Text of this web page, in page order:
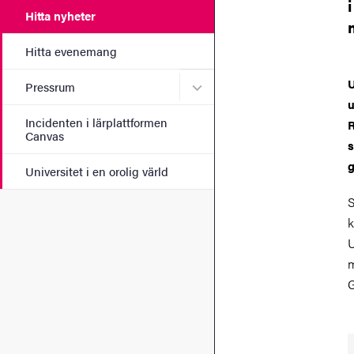
Hitta nyheter
Hitta evenemang
Pressrum Undermeny för Pressrum
Incidenten i lärplattformen
Canvas
Universitet i en orolig värld